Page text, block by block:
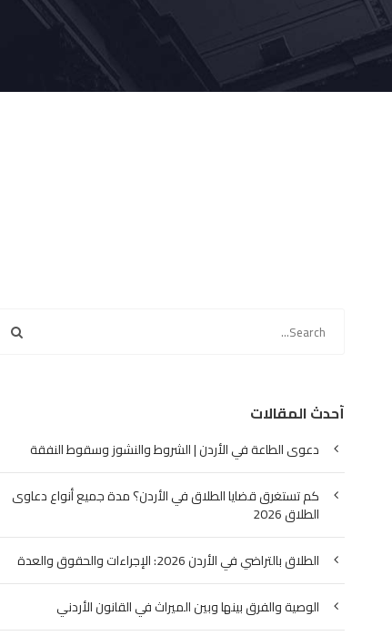
أحدث المقالات
دعوى الطاعة في الأردن | الشروط والنشوز وسقوط النفقة
كم تستغرق قضايا الطلاق في الأردن؟ مدة جميع أنواع دعاوى
الطلاق 2026
الطلاق بالتراضي في الأردن 2026: الإجراءات والحقوق والعدة
الوصية والفرق بينها وبين الميراث في القانون الأردني